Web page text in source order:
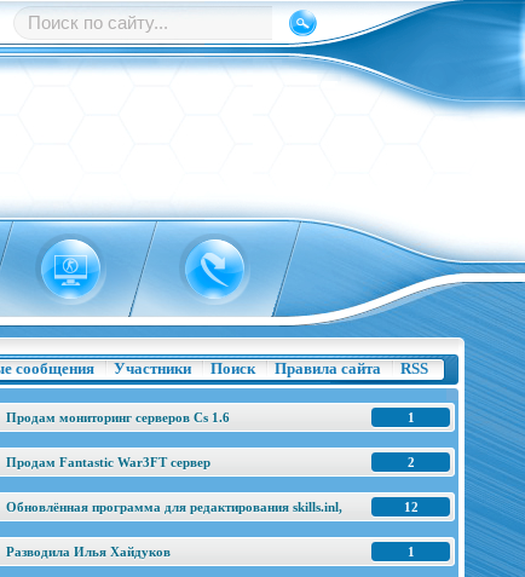
сообщения Участники Поиск Правила сайта RSS
1
Продам мониторинг серверов Cs 1.6
2
Продам Fantastic War3FT сервер
12
Обновлённая программа для редактирования skills.inl,
1
Разводила Илья Хайдуков